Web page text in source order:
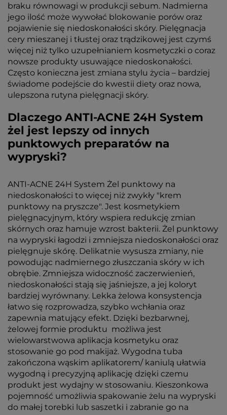
braku równowagi w produkcji sebum. Nadmierna
jego ilość może wywołać blokowanie porów oraz
pojawienie się niedoskonałości skóry. Pielęgnacja
cery mieszanej i tłustej oraz trądzikowej jest czymś
więcej niż tylko uzupełnianiem kosmetyczki o coraz
nowsze produkty usuwające niedoskonałości.
Często konieczna jest zmiana stylu życia – bardziej
świadome podejście do kwestii diety oraz nowa,
ulepszona rutyna pielęgnacji skóry.
Dlaczego ANTI-ACNE 24H System
żel jest lepszy od innych
punktowych preparatów na
wypryski?
ANTI-ACNE 24H System Żel punktowy na
niedoskonałości to więcej niż zwykły "krem
punktowy na pryszcze". Jest kosmetykiem
pielęgnacyjnym, który wspiera redukcję zmian
skórnych oraz hamuje wzrost bakterii. Żel punktowy
na wypryski łagodzi i zmniejsza niedoskonałości oraz
pielęgnuje skórę. Delikatnie wysusza zmiany, nie
powodując nadmiernego złuszczania skóry w ich
obrębie. Zmniejsza widoczność zaczerwienień,
niedoskonałości stają się jaśniejsze, a jej koloryt
bardziej wyrównany. Lekka żelowa konsystencja
łatwo się rozprowadza, szybko wchłania oraz
zapewnia matujący efekt. Dzięki bezbarwnej,
żelowej formie produktu możliwa jest
wielowarstwowa aplikacja kosmetyku oraz
stosowanie go pod makijaż. Wygodna tuba
zakończona wąskim aplikatorem/ kaniulą ułatwia
wygodną i precyzyjną aplikację dzięki czemu
produkt jest wydajny w stosowaniu. Kieszonkowa
pojemność umożliwia spakowanie żelu na wypryski
do małej torebki lub saszetki i zabranie go na